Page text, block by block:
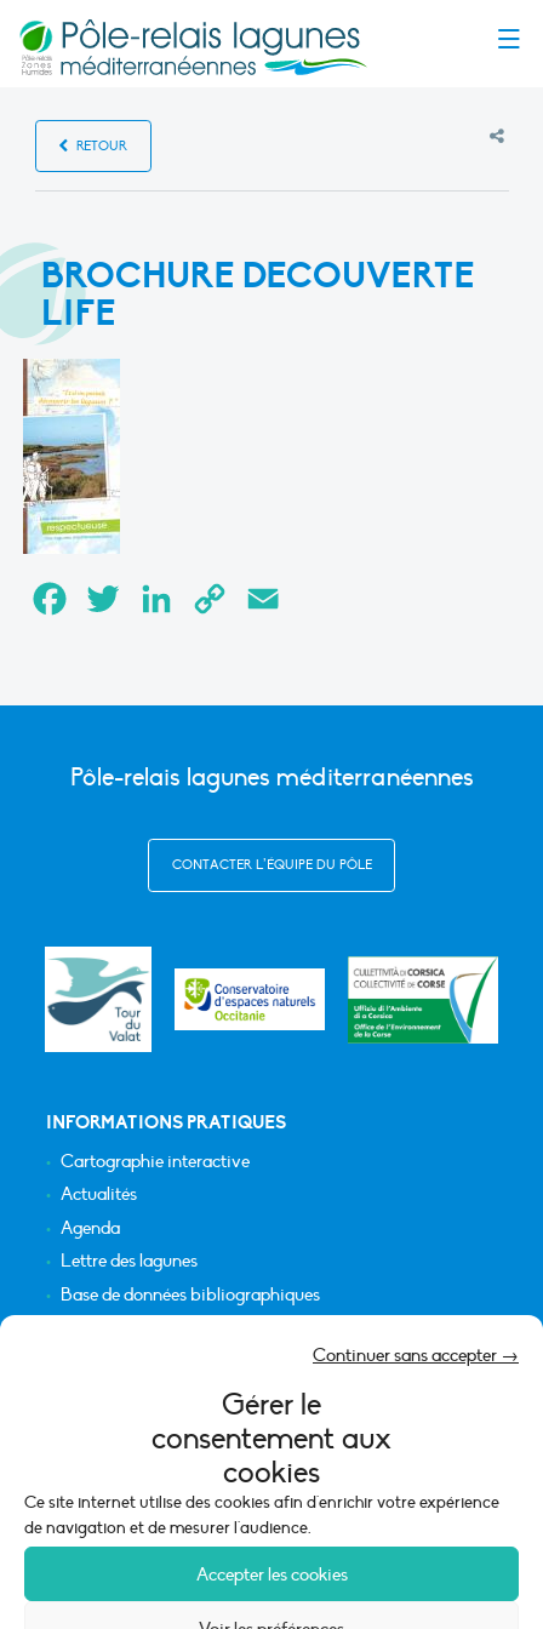
Gérer le
consentement aux
cookies
Ce site internet utilise des cookies afin d'enrichir votre expérience
de navigation et de mesurer l'audience.
Accepter les cookies
Continuer sans accepter →
RETOUR
BROCHURE DECOUVERTE
LIFE
FacebookTwitter LinkedInCopy
Pôle-relais lagunes méditerranéennes
CONTACTER L’ÉQUIPE DU PÔLE
INFORMATIONS PRATIQUES
Cartographie interactive
Actualités
Agenda
Lettre des lagunes
Base de données bibliographiques
Mentions légales
Politique de cookies (UE)